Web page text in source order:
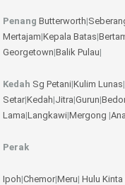
Penang Butterworth|
Mertajam|Kepala Batas|
Georgetown|Balik Pulau|
Kedah Sg Petani|Kulim Lunas|
Setar|Kedah|Jitra|Gurun|
Lama|Langkawi|Mergong |
Perak
Ipoh|Chemor|Meru| Hulu Kinta